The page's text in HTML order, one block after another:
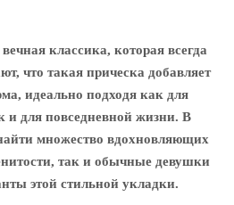
классика, которая всегда
что такая прическа добавляет
идеально подходя как для
и для повседневной жизни. В
множество вдохновляющих
так и обычные девушки
этой стильной укладки.